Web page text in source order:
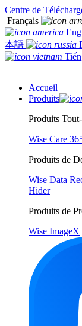
Centre de
Français
本語
Accueil
Produits
Produits
Wise Care
Produits de
Wise Data
Hider
Produits de
Wise ImageX